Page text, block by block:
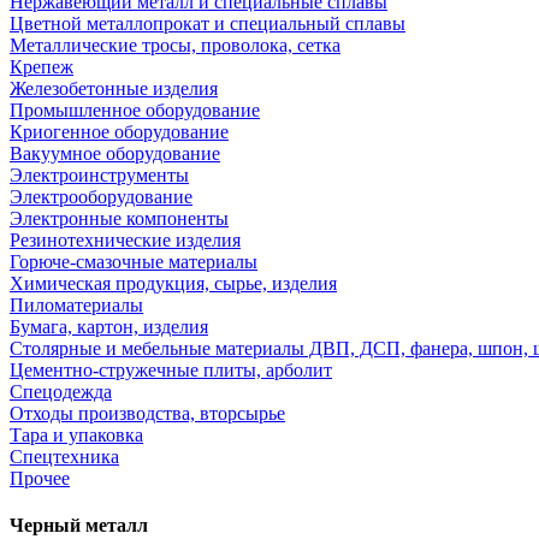
Цветной металлопрокат и специальный сплавы
Металлические тросы, проволока, сетка
Крепеж
Железобетонные изделия
Промышленное оборудование
Криогенное оборудование
Вакуумное оборудование
Электроинструменты
Электрооборудование
Электронные компоненты
Резинотехнические изделия
Горюче-смазочные материалы
Химическая продукция, сырье, изделия
Пиломатериалы
Бумага, картон, изделия
Столярные и мебельные материалы ДВП, ДСП, фанера, шпон,
Цементно-стружечные плиты, арболит
Спецодежда
Отходы производства, вторсырье
Тара и упаковка
Спецтехника
Прочее
Черный металл